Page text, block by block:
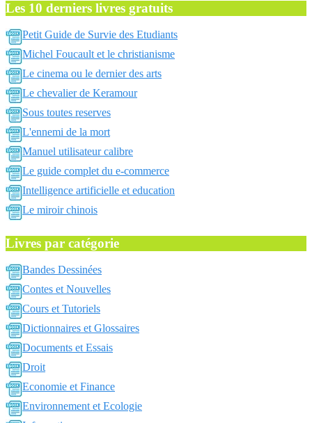
Les 10 derniers livres gratuits
Petit Guide de Survie des Etudiants
Michel Foucault et le christianisme
Le cinema ou le dernier des arts
Le chevalier de Keramour
Sous toutes reserves
L'ennemi de la mort
Manuel utilisateur calibre
Le guide complet du e-commerce
Intelligence artificielle et education
Le miroir chinois
Livres par catégorie
Bandes Dessinées
Contes et Nouvelles
Cours et Tutoriels
Dictionnaires et Glossaires
Documents et Essais
Droit
Economie et Finance
Environnement et Ecologie